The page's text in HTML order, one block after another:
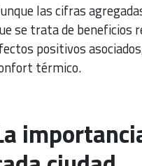
las cifras
se trata de beneficios
positivos
térmico.